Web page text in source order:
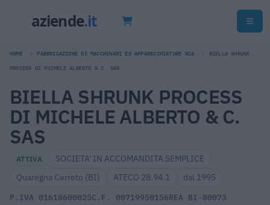
HOME FABBRICAZIONE DI MACCHINARI ED APPARECCHIATURE NCA BIELLA SHRUNK
PROCESS DI MICHELE ALBERTO & C. SAS
BIELLA SHRUNK PROCESS
DI MICHELE ALBERTO & C.
SAS
ATTIVA
SOCIETA' IN ACCOMANDITA SEMPLICE
Quaregna Cerreto (BI)
ATECO 28.94.1 dal 1995
P.IVA 01618600025C.F. 00719950156REA BI-80073